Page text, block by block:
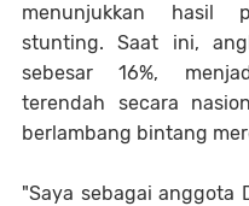
menunjukkan hasil
stunting. Saat ini,
sebesar 16%,
terendah secara
berlambang bintang
"Saya sebagai anggota